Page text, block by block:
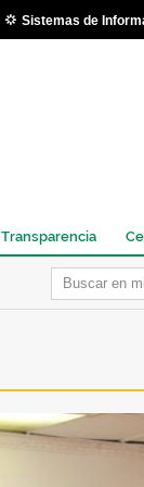
Sistemas de
Transparencia